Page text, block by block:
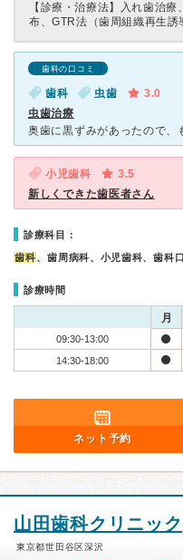
【診療・治療法】
入れ歯治療
布、GTR法（歯周組織再生誘
歯科の口コミ
歯科 虫歯
3.0
虫歯治療
小児歯科
3.5
新しくできた歯医者さん
診療科目：
歯科、歯周病科、小児歯科、歯科
診療時間
月
09:30-13:00
14:30-18:00
ネット予約
山田歯科クリニック
東京都世田谷区深沢